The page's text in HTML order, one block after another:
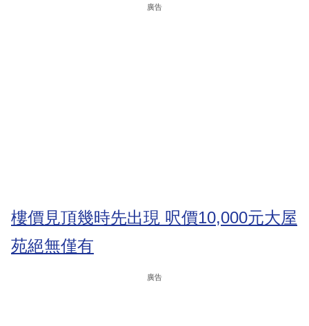
廣告
樓價見頂幾時先出現 呎價10,000元大屋
苑絕無僅有
廣告